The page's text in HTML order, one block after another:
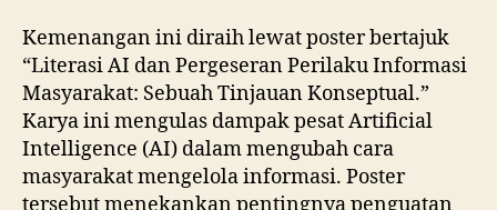
Kemenangan ini diraih lewat poster bertajuk
“Literasi AI dan Pergeseran Perilaku Informasi
Masyarakat: Sebuah Tinjauan Konseptual.”
Karya ini mengulas dampak pesat Artificial
Intelligence (AI) dalam mengubah cara
masyarakat mengelola informasi. Poster